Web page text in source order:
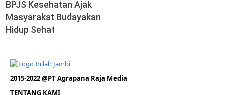
Masyarakat Budayakan
Hidup Sehat
2015-2022 @PT Agrapana Raja Media
TENTANG KAMI
Redaksi– Hak Jawab –